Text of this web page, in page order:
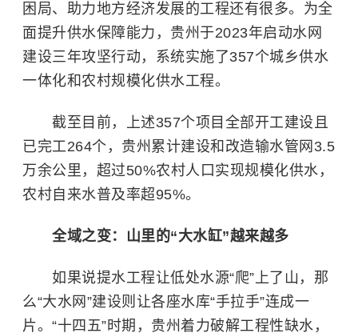
困局、助力地方经济发展的工程还有很多。为全
面提升供水保障能力，贵州于2023年启动水网
建设三年攻坚行动，系统实施了357个城乡供水
一体化和农村规模化供水工程。
截至目前，上述357个项目全部开工建设且
已完工264个，贵州累计建设和改造输水管网3.5
万余公里，超过50%农村人口实现规模化供水，
农村自来水普及率超95%。
全域之变：山里的“大水缸”越来越多
如果说提水工程让低处水源“爬”上了山，那
么“大水网”建设则让各座水库“手拉手”连成一
片。“十四五”时期，贵州着力破解工程性缺水，